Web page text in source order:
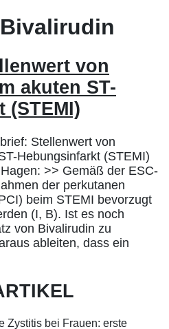
Bivalirudin
von
akuten ST-
(STEMI)
Stellenwert von
Hebungsinfarkt (STEMI)
>> Gemäß der ESC-
der perkutanen
beim STEMI bevorzugt
(I, B). Ist es noch
von Bivalirudin zu
ableiten, dass ein